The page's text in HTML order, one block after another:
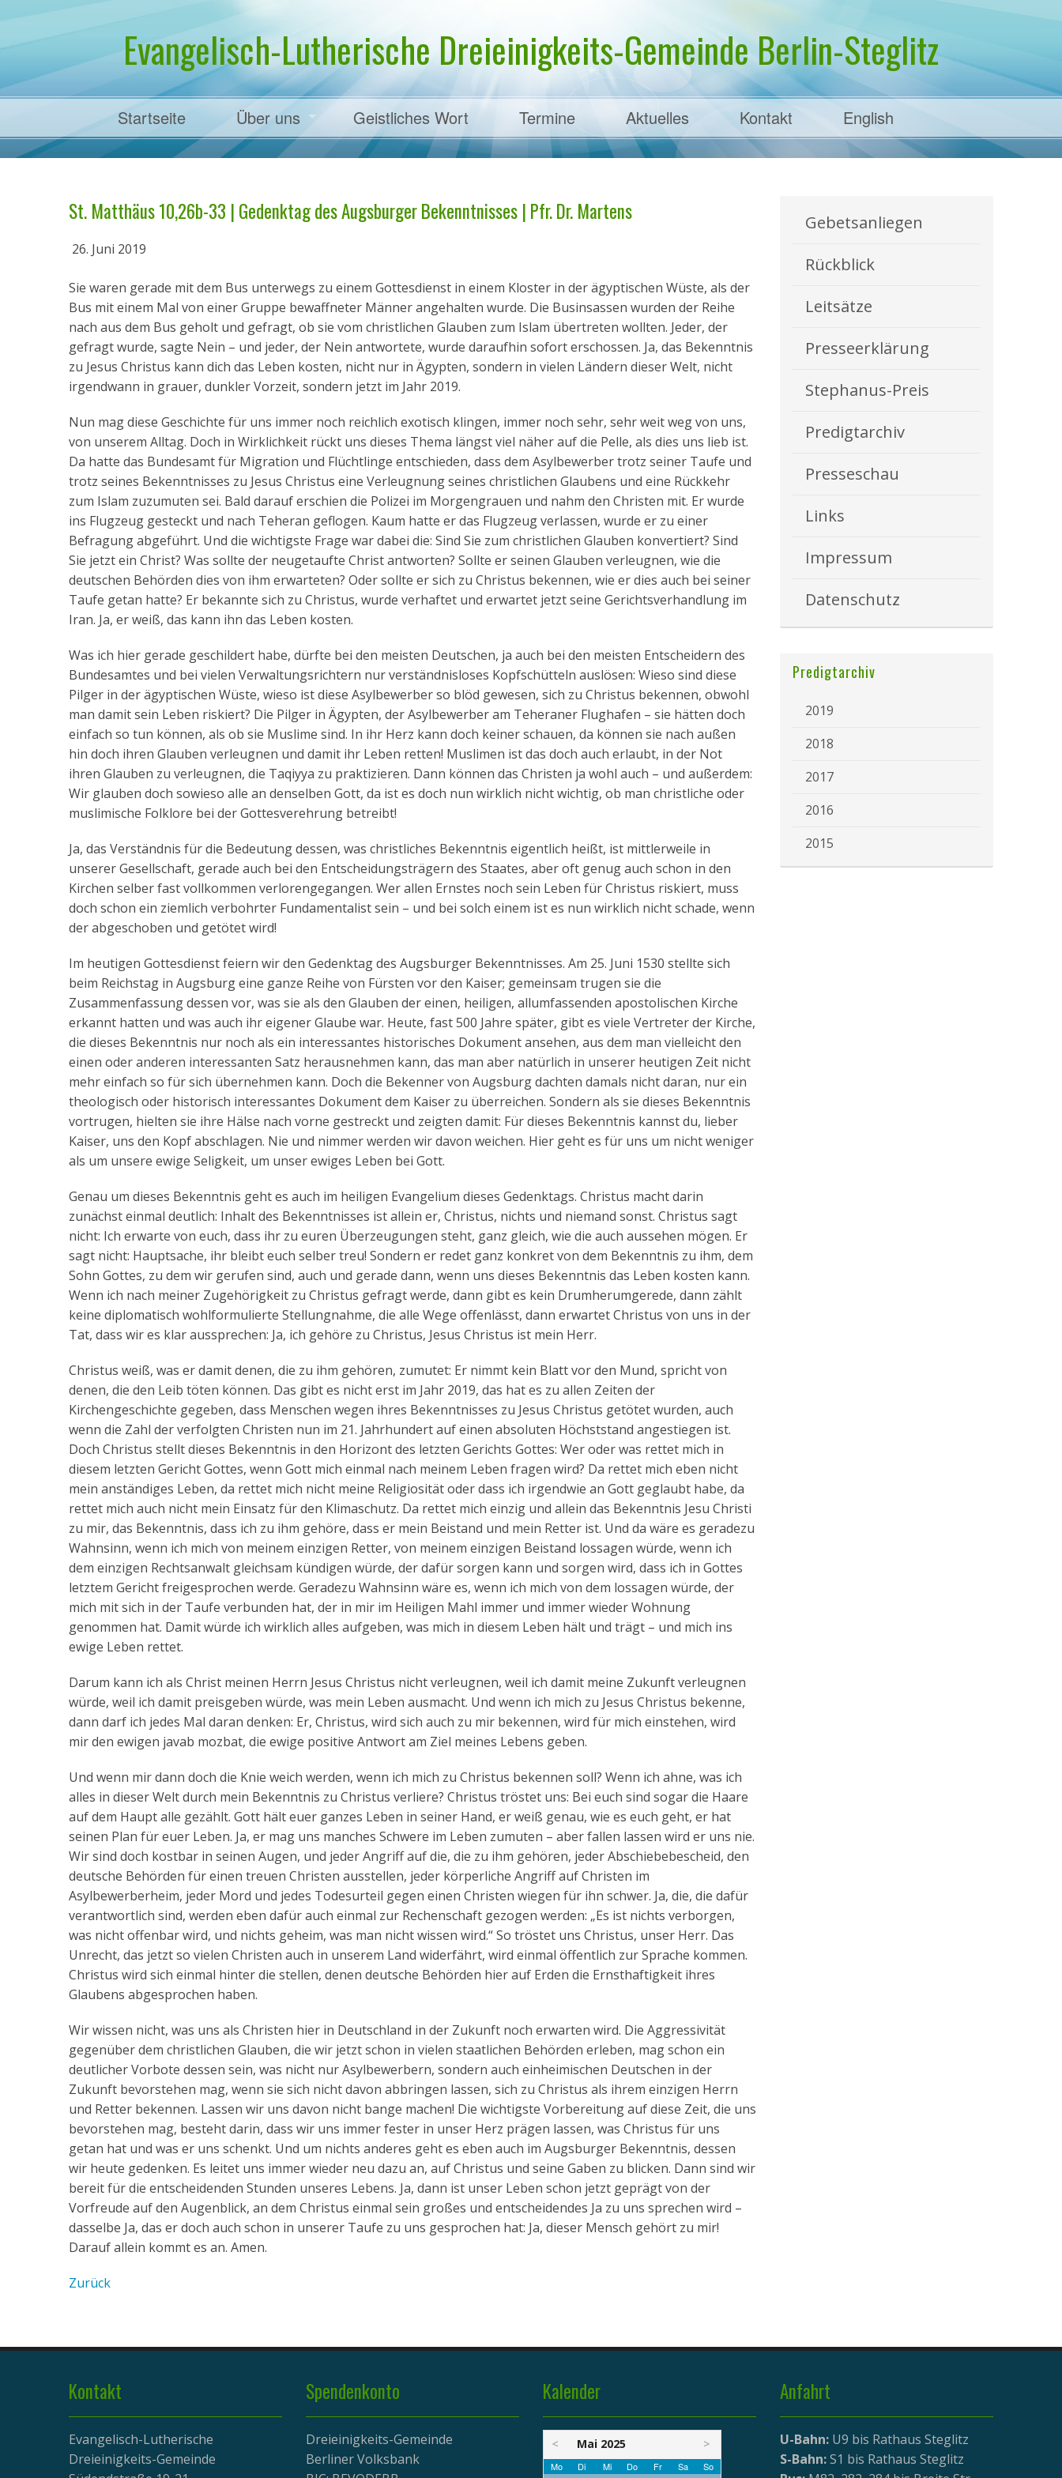
Evangelisch-Lutherische Dreieinigkeits-Gemeinde Berlin-Steglitz
Startseite
Über uns
Pfarrer Dr. Martens
Geistliches Wort Termine Aktuelles Kontakt English
St. Matthäus 10,26b-33 | Gedenktag des Augsburger Bekenntnisses | Pfr. Dr. Martens
26. Juni 2019
Sie waren gerade mit dem Bus unterwegs zu einem Gottesdienst in einem Kloster in der ägyptischen Wüste, als der
Bus mit einem Mal von einer Gruppe bewaffneter Männer angehalten wurde. Die Businsassen wurden der Reihe
nach aus dem Bus geholt und gefragt, ob sie vom christlichen Glauben zum Islam übertreten wollten. Jeder, der
gefragt wurde, sagte Nein – und jeder, der Nein antwortete, wurde daraufhin sofort erschossen. Ja, das Bekenntnis
zu Jesus Christus kann dich das Leben kosten, nicht nur in Ägypten, sondern in vielen Ländern dieser Welt, nicht
irgendwann in grauer, dunkler Vorzeit, sondern jetzt im Jahr 2019.
Nun mag diese Geschichte für uns immer noch reichlich exotisch klingen, immer noch sehr, sehr weit weg von uns,
von unserem Alltag. Doch in Wirklichkeit rückt uns dieses Thema längst viel näher auf die Pelle, als dies uns lieb ist.
Da hatte das Bundesamt für Migration und Flüchtlinge entschieden, dass dem Asylbewerber trotz seiner Taufe und
trotz seines Bekenntnisses zu Jesus Christus eine Verleugnung seines christlichen Glaubens und eine Rückkehr
zum Islam zuzumuten sei. Bald darauf erschien die Polizei im Morgengrauen und nahm den Christen mit. Er wurde
ins Flugzeug gesteckt und nach Teheran geflogen. Kaum hatte er das Flugzeug verlassen, wurde er zu einer
Befragung abgeführt. Und die wichtigste Frage war dabei die: Sind Sie zum christlichen Glauben konvertiert? Sind
Sie jetzt ein Christ? Was sollte der neugetaufte Christ antworten? Sollte er seinen Glauben verleugnen, wie die
deutschen Behörden dies von ihm erwarteten? Oder sollte er sich zu Christus bekennen, wie er dies auch bei seiner
Taufe getan hatte? Er bekannte sich zu Christus, wurde verhaftet und erwartet jetzt seine Gerichtsverhandlung im
Iran. Ja, er weiß, das kann ihn das Leben kosten.
Was ich hier gerade geschildert habe, dürfte bei den meisten Deutschen, ja auch bei den meisten Entscheidern des
Bundesamtes und bei vielen Verwaltungsrichtern nur verständnisloses Kopfschütteln auslösen: Wieso sind diese
Pilger in der ägyptischen Wüste, wieso ist diese Asylbewerber so blöd gewesen, sich zu Christus bekennen, obwohl
man damit sein Leben riskiert? Die Pilger in Ägypten, der Asylbewerber am Teheraner Flughafen – sie hätten doch
einfach so tun können, als ob sie Muslime sind. In ihr Herz kann doch keiner schauen, da können sie nach außen
hin doch ihren Glauben verleugnen und damit ihr Leben retten! Muslimen ist das doch auch erlaubt, in der Not
ihren Glauben zu verleugnen, die Taqiyya zu praktizieren. Dann können das Christen ja wohl auch – und außerdem:
Wir glauben doch sowieso alle an denselben Gott, da ist es doch nun wirklich nicht wichtig, ob man christliche oder
muslimische Folklore bei der Gottesverehrung betreibt!
Ja, das Verständnis für die Bedeutung dessen, was christliches Bekenntnis eigentlich heißt, ist mittlerweile in
unserer Gesellschaft, gerade auch bei den Entscheidungsträgern des Staates, aber oft genug auch schon in den
Kirchen selber fast vollkommen verlorengegangen. Wer allen Ernstes noch sein Leben für Christus riskiert, muss
doch schon ein ziemlich verbohrter Fundamentalist sein – und bei solch einem ist es nun wirklich nicht schade, wenn
der abgeschoben und getötet wird!
Im heutigen Gottesdienst feiern wir den Gedenktag des Augsburger Bekenntnisses. Am 25. Juni 1530 stellte sich
beim Reichstag in Augsburg eine ganze Reihe von Fürsten vor den Kaiser; gemeinsam trugen sie die
Zusammenfassung dessen vor, was sie als den Glauben der einen, heiligen, allumfassenden apostolischen Kirche
erkannt hatten und was auch ihr eigener Glaube war. Heute, fast 500 Jahre später, gibt es viele Vertreter der Kirche,
die dieses Bekenntnis nur noch als ein interessantes historisches Dokument ansehen, aus dem man vielleicht den
einen oder anderen interessanten Satz herausnehmen kann, das man aber natürlich in unserer heutigen Zeit nicht
mehr einfach so für sich übernehmen kann. Doch die Bekenner von Augsburg dachten damals nicht daran, nur ein
theologisch oder historisch interessantes Dokument dem Kaiser zu überreichen. Sondern als sie dieses Bekenntnis
vortrugen, hielten sie ihre Hälse nach vorne gestreckt und zeigten damit: Für dieses Bekenntnis kannst du, lieber
Kaiser, uns den Kopf abschlagen. Nie und nimmer werden wir davon weichen. Hier geht es für uns um nicht weniger
als um unsere ewige Seligkeit, um unser ewiges Leben bei Gott.
Genau um dieses Bekenntnis geht es auch im heiligen Evangelium dieses Gedenktags. Christus macht darin
zunächst einmal deutlich: Inhalt des Bekenntnisses ist allein er, Christus, nichts und niemand sonst. Christus sagt
nicht: Ich erwarte von euch, dass ihr zu euren Überzeugungen steht, ganz gleich, wie die auch aussehen mögen. Er
sagt nicht: Hauptsache, ihr bleibt euch selber treu! Sondern er redet ganz konkret von dem Bekenntnis zu ihm, dem
Sohn Gottes, zu dem wir gerufen sind, auch und gerade dann, wenn uns dieses Bekenntnis das Leben kosten kann.
Wenn ich nach meiner Zugehörigkeit zu Christus gefragt werde, dann gibt es kein Drumherumgerede, dann zählt
keine diplomatisch wohlformulierte Stellungnahme, die alle Wege offenlässt, dann erwartet Christus von uns in der
Tat, dass wir es klar aussprechen: Ja, ich gehöre zu Christus, Jesus Christus ist mein Herr.
Christus weiß, was er damit denen, die zu ihm gehören, zumutet: Er nimmt kein Blatt vor den Mund, spricht von
denen, die den Leib töten können. Das gibt es nicht erst im Jahr 2019, das hat es zu allen Zeiten der
Kirchengeschichte gegeben, dass Menschen wegen ihres Bekenntnisses zu Jesus Christus getötet wurden, auch
wenn die Zahl der verfolgten Christen nun im 21. Jahrhundert auf einen absoluten Höchststand angestiegen ist.
Doch Christus stellt dieses Bekenntnis in den Horizont des letzten Gerichts Gottes: Wer oder was rettet mich in
diesem letzten Gericht Gottes, wenn Gott mich einmal nach meinem Leben fragen wird? Da rettet mich eben nicht
mein anständiges Leben, da rettet mich nicht meine Religiosität oder dass ich irgendwie an Gott geglaubt habe, da
rettet mich auch nicht mein Einsatz für den Klimaschutz. Da rettet mich einzig und allein das Bekenntnis Jesu Christi
zu mir, das Bekenntnis, dass ich zu ihm gehöre, dass er mein Beistand und mein Retter ist. Und da wäre es geradezu
Wahnsinn, wenn ich mich von meinem einzigen Retter, von meinem einzigen Beistand lossagen würde, wenn ich
dem einzigen Rechtsanwalt gleichsam kündigen würde, der dafür sorgen kann und sorgen wird, dass ich in Gottes
letztem Gericht freigesprochen werde. Geradezu Wahnsinn wäre es, wenn ich mich von dem lossagen würde, der
mich mit sich in der Taufe verbunden hat, der in mir im Heiligen Mahl immer und immer wieder Wohnung
genommen hat. Damit würde ich wirklich alles aufgeben, was mich in diesem Leben hält und trägt – und mich ins
ewige Leben rettet.
Darum kann ich als Christ meinen Herrn Jesus Christus nicht verleugnen, weil ich damit meine Zukunft verleugnen
würde, weil ich damit preisgeben würde, was mein Leben ausmacht. Und wenn ich mich zu Jesus Christus bekenne,
dann darf ich jedes Mal daran denken: Er, Christus, wird sich auch zu mir bekennen, wird für mich einstehen, wird
mir den ewigen javab mozbat, die ewige positive Antwort am Ziel meines Lebens geben.
Und wenn mir dann doch die Knie weich werden, wenn ich mich zu Christus bekennen soll? Wenn ich ahne, was ich
alles in dieser Welt durch mein Bekenntnis zu Christus verliere? Christus tröstet uns: Bei euch sind sogar die Haare
auf dem Haupt alle gezählt. Gott hält euer ganzes Leben in seiner Hand, er weiß genau, wie es euch geht, er hat
seinen Plan für euer Leben. Ja, er mag uns manches Schwere im Leben zumuten – aber fallen lassen wird er uns nie.
Wir sind doch kostbar in seinen Augen, und jeder Angriff auf die, die zu ihm gehören, jeder Abschiebebescheid, den
deutsche Behörden für einen treuen Christen ausstellen, jeder körperliche Angriff auf Christen im
Asylbewerberheim, jeder Mord und jedes Todesurteil gegen einen Christen wiegen für ihn schwer. Ja, die, die dafür
verantwortlich sind, werden eben dafür auch einmal zur Rechenschaft gezogen werden: „Es ist nichts verborgen,
was nicht offenbar wird, und nichts geheim, was man nicht wissen wird.“ So tröstet uns Christus, unser Herr. Das
Unrecht, das jetzt so vielen Christen auch in unserem Land widerfährt, wird einmal öffentlich zur Sprache kommen.
Christus wird sich einmal hinter die stellen, denen deutsche Behörden hier auf Erden die Ernsthaftigkeit ihres
Glaubens abgesprochen haben.
Wir wissen nicht, was uns als Christen hier in Deutschland in der Zukunft noch erwarten wird. Die Aggressivität
gegenüber dem christlichen Glauben, die wir jetzt schon in vielen staatlichen Behörden erleben, mag schon ein
deutlicher Vorbote dessen sein, was nicht nur Asylbewerbern, sondern auch einheimischen Deutschen in der
Zukunft bevorstehen mag, wenn sie sich nicht davon abbringen lassen, sich zu Christus als ihrem einzigen Herrn
und Retter bekennen. Lassen wir uns davon nicht bange machen! Die wichtigste Vorbereitung auf diese Zeit, die uns
bevorstehen mag, besteht darin, dass wir uns immer fester in unser Herz prägen lassen, was Christus für uns
getan hat und was er uns schenkt. Und um nichts anderes geht es eben auch im Augsburger Bekenntnis, dessen
wir heute gedenken. Es leitet uns immer wieder neu dazu an, auf Christus und seine Gaben zu blicken. Dann sind wir
bereit für die entscheidenden Stunden unseres Lebens. Ja, dann ist unser Leben schon jetzt geprägt von der
Vorfreude auf den Augenblick, an dem Christus einmal sein großes und entscheidendes Ja zu uns sprechen wird –
dasselbe Ja, das er doch auch schon in unserer Taufe zu uns gesprochen hat: Ja, dieser Mensch gehört zu mir!
Darauf allein kommt es an. Amen.
Zurück
Gebetsanliegen
Rückblick
Leitsätze
Presseerklärung
Stephanus-Preis
Predigtarchiv
Presseschau
Links
Impressum
Datenschutz
Predigtarchiv
2019
2018
2017
2016
2015
Kontakt
Evangelisch-Lutherische
Dreieinigkeits-Gemeinde
Spendenkonto
Dreieinigkeits-Gemeinde
Berliner Volksbank
Kalender
< Mai 2025 >
Mo Di Mi Do Fr Sa So
Anfahrt
U-Bahn: U9 bis Rathaus Steglitz
S-Bahn:S1 bis Rathaus Steglitz